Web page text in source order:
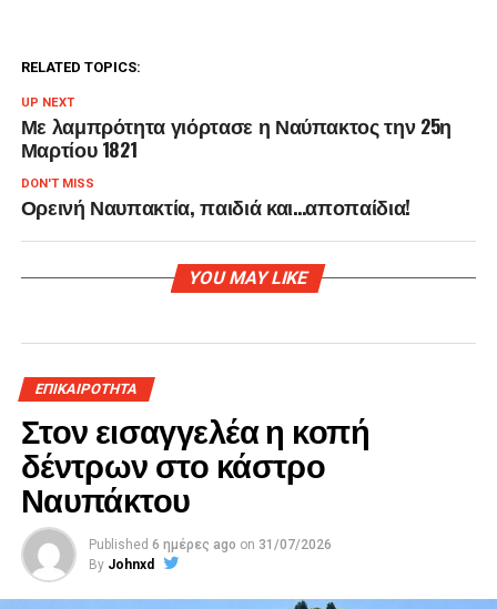
RELATED TOPICS:
UP NEXT
Με λαμπρότητα γιόρτασε η Ναύπακτος την 25η
Μαρτίου 1821
DON'T MISS
Ορεινή Ναυπακτία, παιδιά και…αποπαίδια!
YOU MAY LIKE
ΕΠΙΚΑΙΡΟΤΗΤΑ
Στον εισαγγελέα η κοπή
δέντρων στο κάστρο
Ναυπάκτου
Published 6 ημέρες ago on 31/07/2026
By Johnxd